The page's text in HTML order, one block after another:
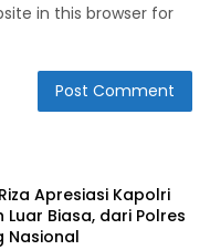
in this browser for
Apresiasi Kapolri
Luar Biasa, dari Polres
Nasional